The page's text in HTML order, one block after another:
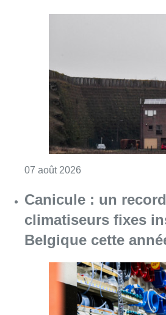
07 août 2026
Canicule : un
climatiseurs fixes
Belgique cette